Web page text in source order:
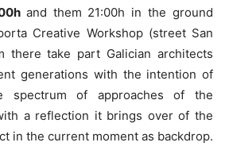
and them 21:00h in the ground
Creative Workshop (street San
there take part Galician architects
generations with the intention of
spectrum of approaches of the
a reflection it brings over of the
in the current moment as backdrop.